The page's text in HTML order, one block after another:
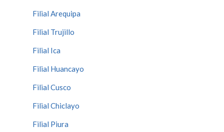
Filial Arequipa
Filial Trujillo
Filial Ica
Filial Huancayo
Filial Cusco
Filial Chiclayo
Filial Piura